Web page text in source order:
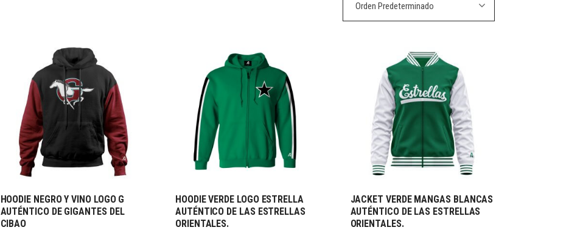
Orden Predeterminado
SELECCIONAR OPCIONES
HOODIE NEGRO Y VINO LOGO G
AUTÉNTICO DE GIGANTES DEL
CIBAO
SELECCIONAR OPCIONES
HOODIE VERDE LOGO ESTRELLA
AUTÉNTICO DE LAS ESTRELLAS
ORIENTALES.
SELECCIONAR OPCIONES
JACKET VERDE MANGAS BLANCAS
AUTÉNTICO DE LAS ESTRELLAS
ORIENTALES.